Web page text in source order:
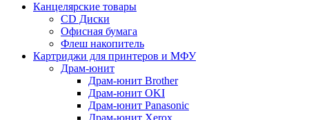
Канцелярские товары
CD Диски
Офисная бумага
Флеш накопитель
Картриджи для принтеров и МФУ
Драм-юнит
Драм-юнит Brother
Драм-юнит OKI
Драм-юнит Panasonic